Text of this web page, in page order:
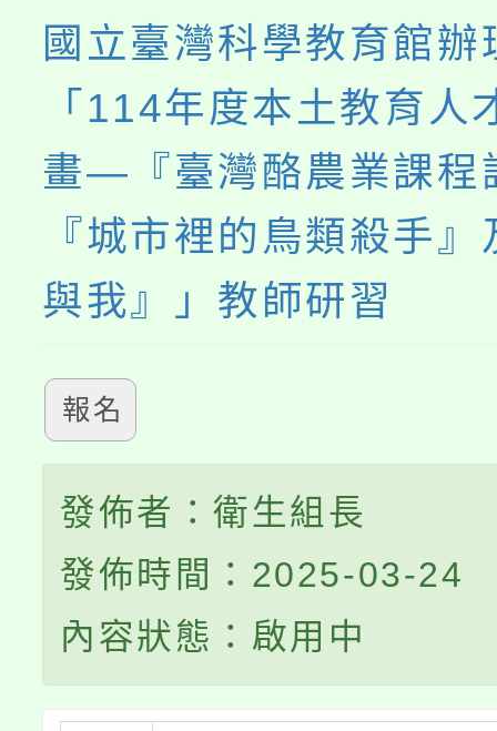
國立臺灣科學教育館辦
「114年度本土教育人
畫—『臺灣酪農業課程
『城市裡的鳥類殺手
與我』」教師研習
報名
發佈者：衛生組長
發佈時間：2025-03-24
內容狀態：啟用中